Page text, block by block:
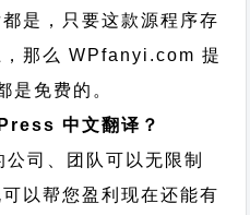
是，只要这款源程序存
那么 WPfanyi.com 提
是免费的。
中文翻译？
司、团队可以无限制
以帮您盈利现在还能有